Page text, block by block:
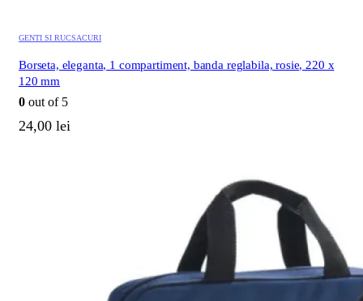
GENTI SI RUCSACURI
Borseta, eleganta, 1 compartiment, banda reglabila, rosie, 220 x
120 mm
0 out of 5
24,00 lei